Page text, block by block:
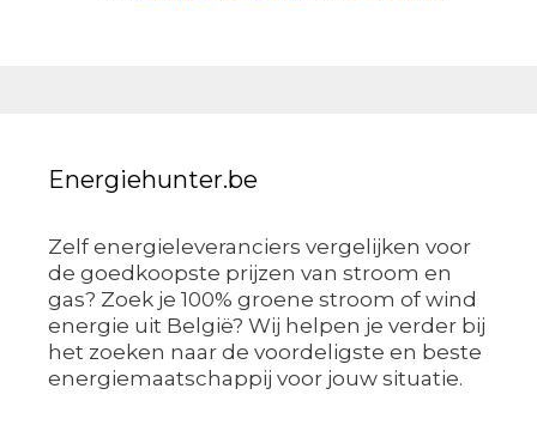
Energiehunter.be
Zelf energieleveranciers vergelijken voor
de goedkoopste prijzen van stroom en
gas? Zoek je 100% groene stroom of wind
energie uit België? Wij helpen je verder bij
het zoeken naar de voordeligste en beste
energiemaatschappij voor jouw situatie.